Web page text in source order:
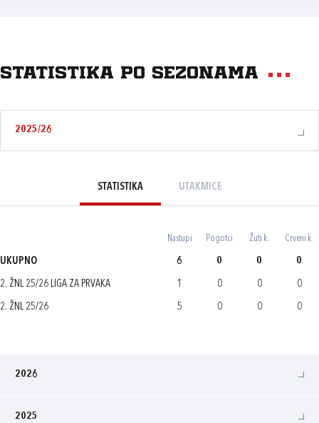
Statistika po sezonama
2025/26
STATISTIKA UTAKMICE
Nastupi Pogotci Žuti k. Crveni k.
UKUPNO 6 0 0 0
2. ŽNL 25/26 LIGA ZA PRVAKA 1 0 0 0
2. ŽNL 25/26 5 0 0 0
2026
2025